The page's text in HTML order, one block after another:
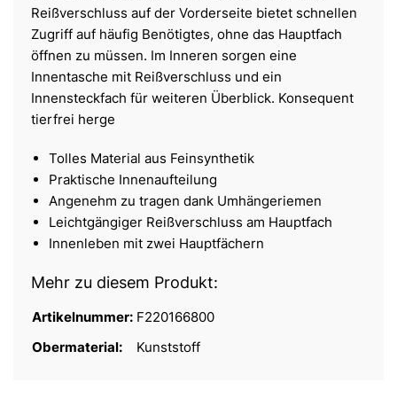
Reißverschluss auf der Vorderseite bietet schnellen
Zugriff auf häufig Benötigtes, ohne das Hauptfach
öffnen zu müssen. Im Inneren sorgen eine
Innentasche mit Reißverschluss und ein
Innensteckfach für weiteren Überblick. Konsequent
tierfrei herge
Tolles Material aus Feinsynthetik
Praktische Innenaufteilung
Angenehm zu tragen dank Umhängeriemen
Leichtgängiger Reißverschluss am Hauptfach
Innenleben mit zwei Hauptfächern
Mehr zu diesem Produkt:
Artikelnummer: F220166800
Obermaterial:
Kunststoff